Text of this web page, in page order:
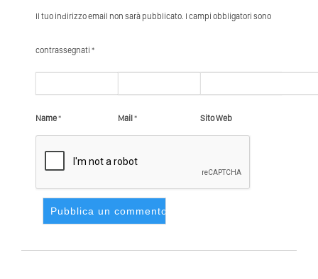
Il tuo indirizzo email non sarà pubblicato. I campi obbligatori sono
contrassegnati *
Name* Mail* Sito Web